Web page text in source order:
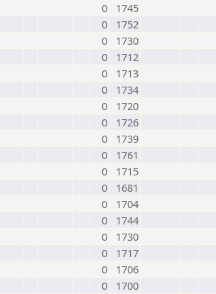
0
1745
0
1752
0
1730
0
1712
0
1713
0
1734
0
1720
0
1726
0
1739
0
1761
0
1715
0
1681
0
1704
0
1744
0
1730
0
1717
0
1706
0
1700